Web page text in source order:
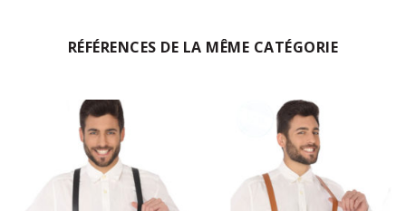
RÉFÉRENCES DE LA MÊME CATÉGORIE